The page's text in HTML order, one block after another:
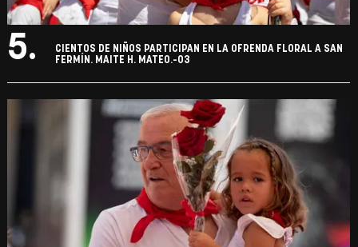
5.
CIENTOS DE NIÑOS PARTICIPAN EN LA OFRENDA FLORAL A SAN
FERMÍN. MAITE H. MATEO.-03